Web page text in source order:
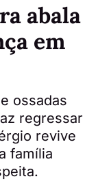
abala
em
ossadas
regressar
revive
família